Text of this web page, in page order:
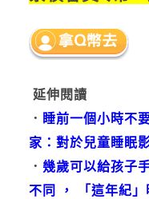
延伸閱讀
． 睡前一個小時不
家：對於兒童睡眠
． 幾歲可以給孩子
不同 ， 「這年紀